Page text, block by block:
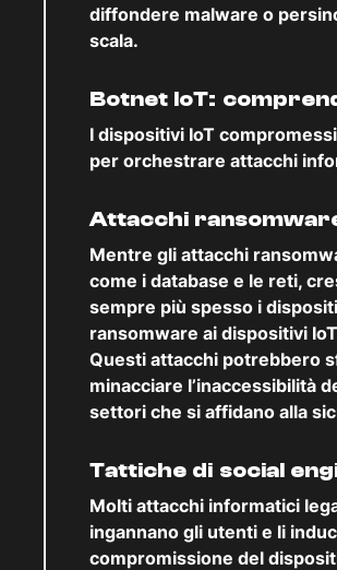
diffondere malware o
scala.
Botnet IoT:
I dispositivi IoT
per orchestrare attacchi
Attacchi
Mentre gli attacchi
come i database e le reti,
sempre più spesso i
ransomware ai dispositivi
Questi attacchi potrebbero
minacciare l’inaccessibilità
settori che si affidano alla
Tattiche di social
Molti attacchi informatici
ingannano gli utenti e li
compromissione del